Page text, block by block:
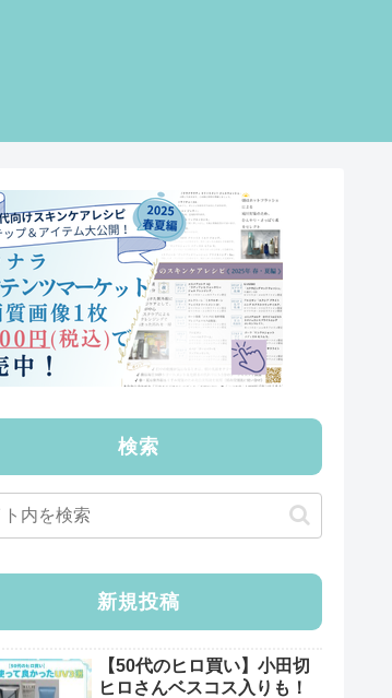
検索
新規投稿
【50代のヒロ買い】小田切
ヒロさんベスコス入りも！